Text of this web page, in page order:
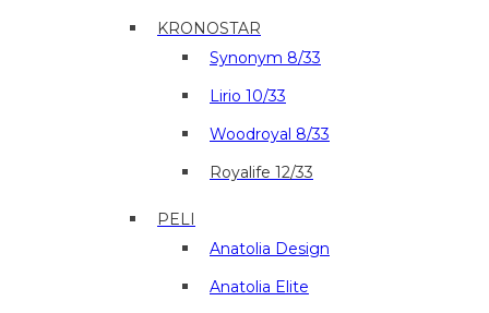
KRONOSTAR
Synonym 8/33
Lirio 10/33
Woodroyal 8/33
Royalife 12/33
PELI
Anatolia Design
Anatolia Elite